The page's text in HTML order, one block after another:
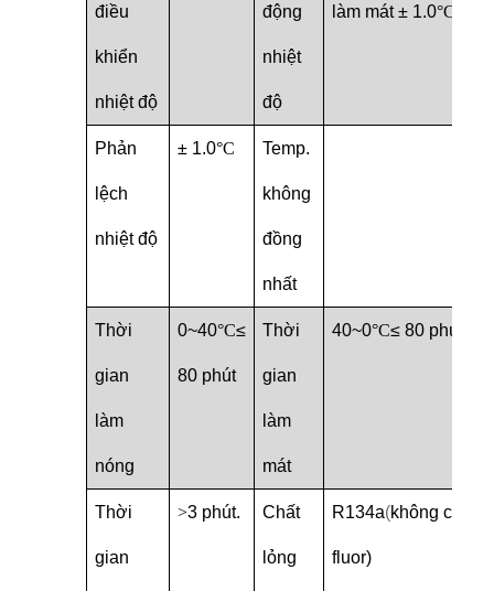
điều
khiển
nhiệt độ
động
nhiệt
độ
làm mát ± 1.0°C
Phản
lệch
nhiệt độ
± 1.0°C Temp.
không
đồng
nhất
Thời
gian
làm
nóng
0~40°C≤
80 phút
Thời
gian
làm
mát
40~0°C≤ 80 phút
Thời
gian
>3 phút. Chất
lỏng
R134a(không chứa
fluor)